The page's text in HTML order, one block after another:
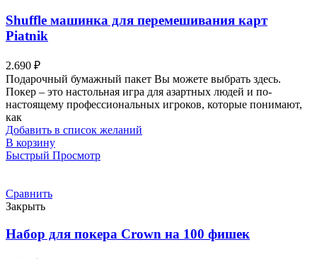
Shuffle машинка для перемешивания карт
Piatnik
2.690 ₽
Подарочный бумажный пакет Вы можете выбрать здесь.
Покер – это настольная игра для азартных людей и по-
настоящему профессиональных игроков, которые понимают,
как
Добавить в список желаний
В корзину
Быстрый Просмотр
Сравнить
Закрыть
Набор для покера Crown на 100 фишек